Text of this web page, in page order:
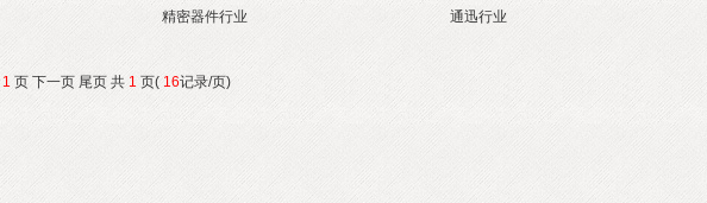
精密器件行业 通迅行业
1页 下一页 尾页 共 1页(16记录/页)